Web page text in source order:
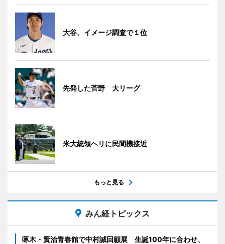
大谷、イメージ調査で１位
先発した菅野 大リーグ
米大統領ヘリに民間機接近
もっと見る
みん経トピックス
啄木・賢治青春館で中村誠回顧展 生誕100年に合わせ、